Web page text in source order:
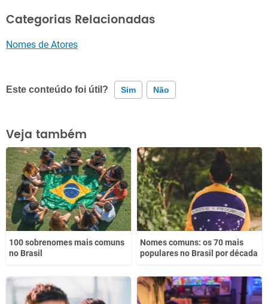
Categorias Relacionadas
Nomes de Atores
Este conteúdo foi útil? Sim Não
Este conteúdo contém informação incorreta
Este conteúdo não tem a informação que procuro
Outro
Veja também
100 sobrenomes mais comuns
no Brasil
Nomes comuns: os 70 mais
populares no Brasil por década